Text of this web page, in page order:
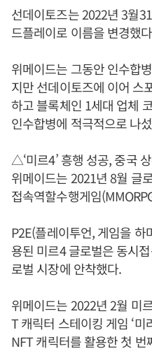
선데이토즈는 2022년 3월
드플레이로 이름을 변경했
위메이드는 그동안 인수합
지만 선데이토즈에 이어 스
하고 블록체인 1세대 업체
인수합병에 적극적으로 나
△‘미르4’ 흥행 성공, 중국
위메이드는 2021년 8월 글
접속역할수행게임
P2E(플레이투언, 게임을 하
용된 미르4 글로벌은 동시
로벌 시장에 안착했다.
위메이드는 2022년 2월 미
T 캐릭터 스테이킹 게임 ‘미
NFT 캐릭터를 활용한 첫 번